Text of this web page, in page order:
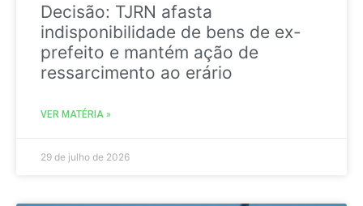
Decisão: TJRN afasta
indisponibilidade de bens de ex-
prefeito e mantém ação de
ressarcimento ao erário
VER MATÉRIA »
29 de julho de 2026